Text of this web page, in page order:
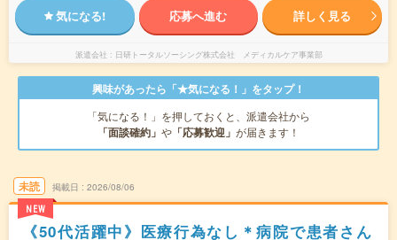
気になる! 応募へ進む 詳しく見る
派遣会社 日研トータルソーシング株式会社 メディカルケア事業部
興味があったら「★気になる！」をタップ！
「気になる！」を押しておくと、派遣会社から
「面談確約」 や 「応募歓迎」 が届きます！
未読
NEW
掲載日 2026/08/06
《50代活躍中》医療行為なし＊病院で患者さん